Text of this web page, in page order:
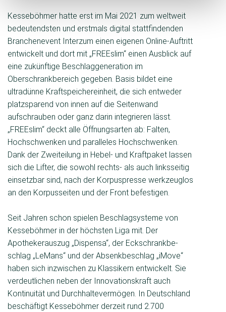
Kesseböhmer hatte erst im Mai 2021 zum weltweit
bedeutendsten und erstmals digital stattfindenden
Branchenevent Interzum einen eigenen Online-Auftritt
entwickelt und dort mit „FREEslim“ einen Ausblick auf
eine zukünftige Beschlaggeneration im
Oberschrankbereich gegeben. Basis bildet eine
ultradünne Kraftspeichereinheit, die sich entweder
platzsparend von innen auf die Seitenwand
aufschrauben oder ganz da­rin integrieren lässt.
„FREEslim“ deckt alle Öffnungsarten ab: Falten,
Hochschwenken und paralleles Hochschwenken.
Dank der Zweiteilung in Hebel- und Kraftpaket lassen
sich die Lifter, die sowohl rechts- als auch linksseitig
einsetzbar sind, nach der Korpuspresse werkzeuglos
an den Korpusseiten und der Front befestigen.
Seit Jahren schon spielen Beschlagsysteme von
Kesseböhmer in der höchsten Liga mit. Der
Apothekerauszug „Dispensa“, der Eckschrankbe­
schlag „LeMans“ und der Absenkbeschlag „iMove“
haben sich inzwi­schen zu Klassikern entwickelt. Sie
verdeutlichen neben der Innovations­kraft auch
Kontinuität und Durchhaltevermögen. In Deutschland
be­schäftigt Kesseböhmer derzeit rund 2.700